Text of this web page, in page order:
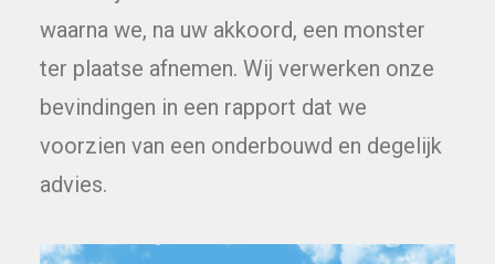
waarna we, na uw akkoord, een monster
ter plaatse afnemen. Wij verwerken onze
bevindingen in een rapport dat we
voorzien van een onderbouwd en degelijk
advies.